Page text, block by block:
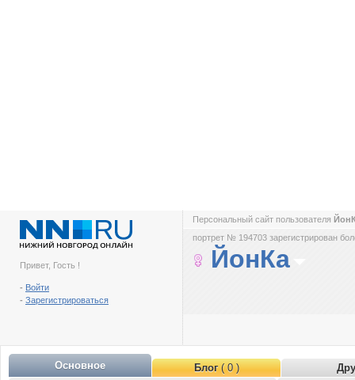
Привет, Гость !
- Войти
- Зарегистрироваться
Персональный сайт пользователя
портрет № 194703 зарегистрирован
ЙонКа
Основное Блог( 0 )